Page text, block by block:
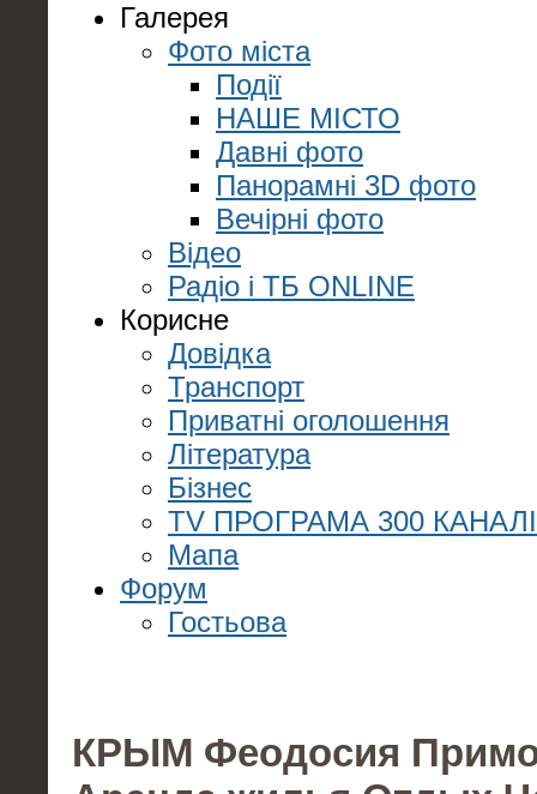
Галерея
Фото міста
Події
НАШЕ МІСТО
Давні фото
Панорамні 3D фото
Вечірні фото
Відео
Радіо і ТБ ONLINE
Корисне
Довідка
Транспорт
Приватні оголошення
Література
Бізнес
TV ПРОГРАМА 300
Мапа
Форум
Гостьова
КРЫМ Феодосия